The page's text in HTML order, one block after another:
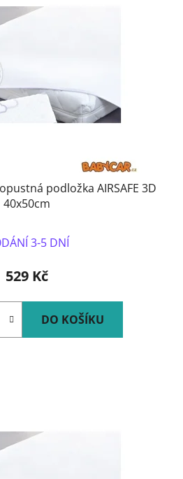
podložka AIRSAFE 3D
40x50cm
3-5 DNÍ
529 Kč
DO KOŠÍKU